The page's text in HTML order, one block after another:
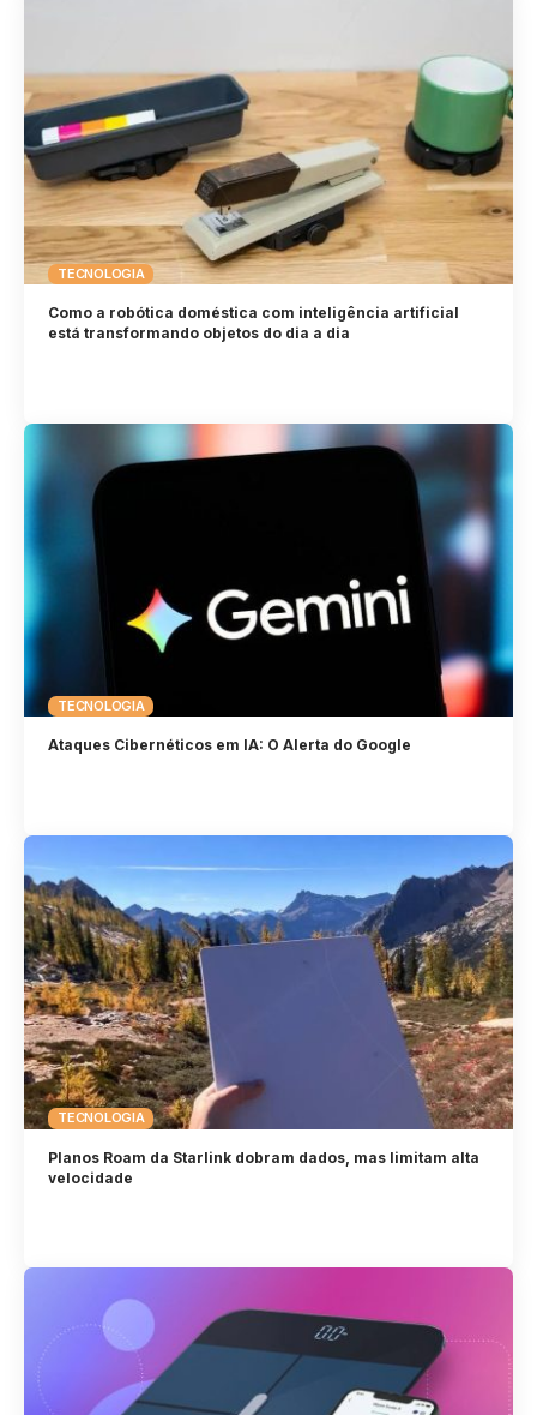
TECNOLOGIA
Como a robótica doméstica com inteligência artificial
está transformando objetos do dia a dia
TECNOLOGIA
Ataques Cibernéticos em IA: O Alerta do Google
TECNOLOGIA
Planos Roam da Starlink dobram dados, mas limitam alta
velocidade